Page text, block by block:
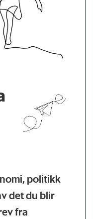
politikk
det du blir
fra